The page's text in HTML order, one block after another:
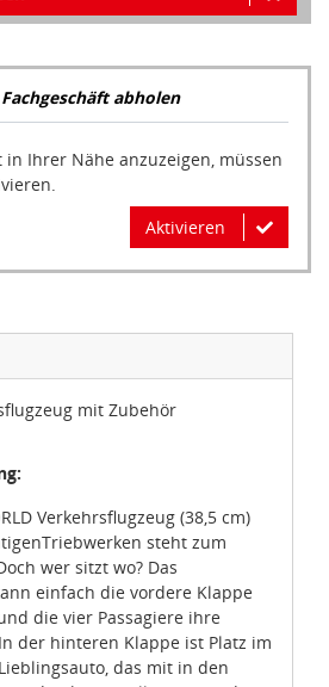
abholen
in Ihrer Nähe anzuzeigen, müssen
Aktivieren
mit Zubehör
Verkehrsflugzeug (38,5 cm)
steht zum
wer sitzt wo? Das
einfach die vordere Klappe
die vier Passagiere ihre
der hinteren Klappe ist Platz im
das mit in den